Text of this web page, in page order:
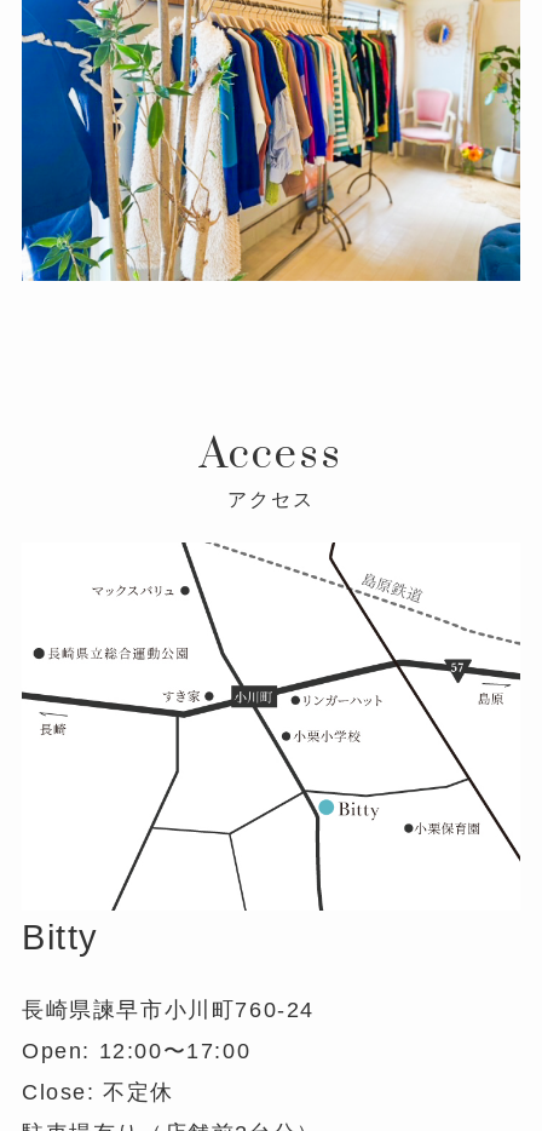
Access
アクセス
Bitty
長崎県諫早市小川町760-24
Open: 12:00〜17:00
Close: 不定休